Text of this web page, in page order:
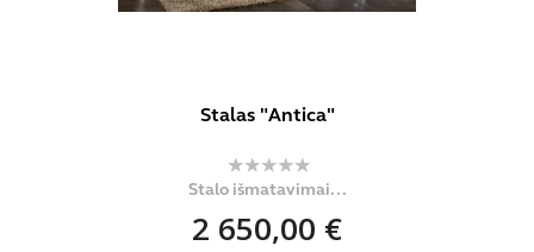
Stalas "Antica"
Stalo išmatavimai...
2 650,00 €